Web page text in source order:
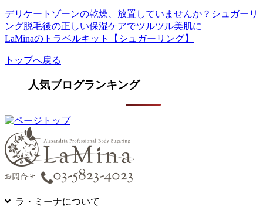
デリケートゾーンの乾燥、放置していませんか？シュガーリ
ング脱毛後の正しい保湿ケアでツルツル美肌に
LaMinaのトラベルキット【シュガーリング】
トップへ戻る
人気ブログランキング
ラ・ミーナについて